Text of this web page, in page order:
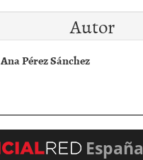
Autor
Ana Pérez Sánchez
España